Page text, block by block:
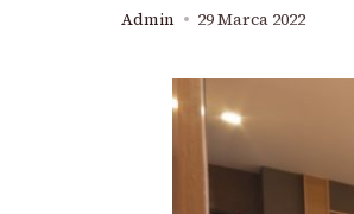
Admin 29 Marca 2022